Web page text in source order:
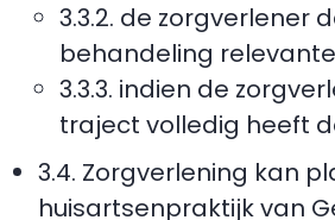
3.3.2. de zorgverlener
behandeling
3.3.3. indien de
traject volledig heeft
3.4. Zorgverlening kan
huisartsenpraktijk van